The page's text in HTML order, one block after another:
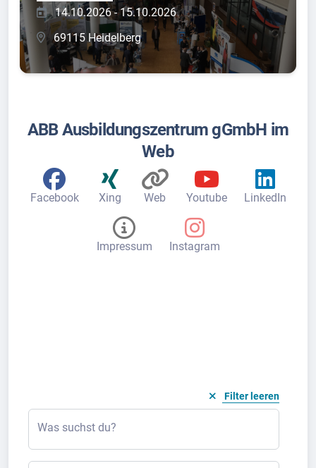
14.10.2026 - 15.10.2026
69115 Heidelberg
ABB Ausbildungszentrum gGmbH im
Web
Facebook Xing Web Youtube LinkedIn
Impressum Instagram
Filter leeren
Was suchst du?